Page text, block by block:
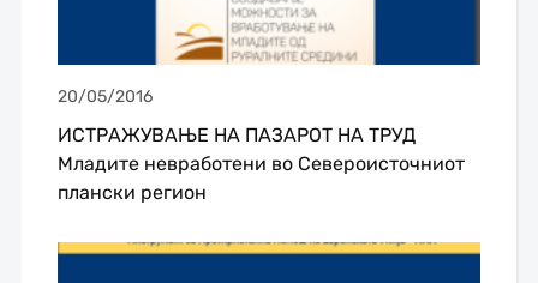
20/05/2016
ИСТРАЖУВАЊЕ НА ПАЗАРОТ НА ТРУД
Младите невработени во Североисточниот
плански регион